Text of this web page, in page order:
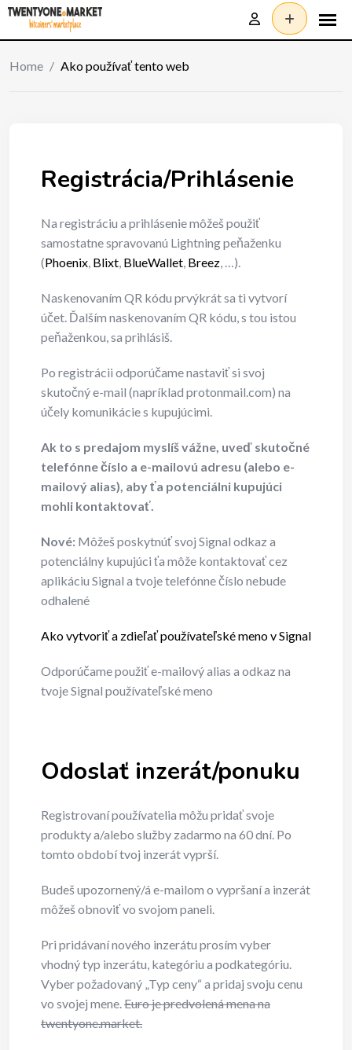
Skip
content
Home / Ako používať tento web
Registrácia/Prihlásenie
Na registráciu a prihlásenie môžeš použiť
samostatne spravovanú Lightning peňaženku
(Phoenix, Blixt, BlueWallet, Breez, …).
Naskenovaním QR kódu prvýkrát sa ti vytvorí
účet. Ďalším naskenovaním QR kódu, s tou istou
peňaženkou, sa prihlásiš.
Po registrácii odporúčame nastaviť si svoj
skutočný e-mail (napríklad protonmail.com) na
účely komunikácie s kupujúcimi.
Ak to s predajom myslíš vážne, uveď skutočné
telefónne číslo a e-mailovú adresu (alebo e-
mailový alias), aby ťa potenciálni kupujúci
mohli kontaktovať.
Nové: Môžeš poskytnúť svoj Signal odkaz a
potenciálny kupujúci ťa môže kontaktovať cez
aplikáciu Signal a tvoje telefónne číslo nebude
odhalené
Ako vytvoriť a zdieľať používateľské meno v Signal
Odporúčame použiť e-mailový alias a odkaz na
tvoje Signal používateľské meno
Odoslať inzerát/ponuku
Registrovaní používatelia môžu pridať svoje
produkty a/alebo služby zadarmo na 60 dní. Po
tomto období tvoj inzerát vyprší.
Budeš upozornený/á e-mailom o vypršaní a inzerát
môžeš obnoviť vo svojom paneli.
Pri pridávaní nového inzerátu prosím vyber
vhodný typ inzerátu, kategóriu a podkategóriu.
Vyber požadovaný „Typ ceny“ a pridaj svoju cenu
vo svojej mene.Euro je predvolená mena na
twentyone.market.